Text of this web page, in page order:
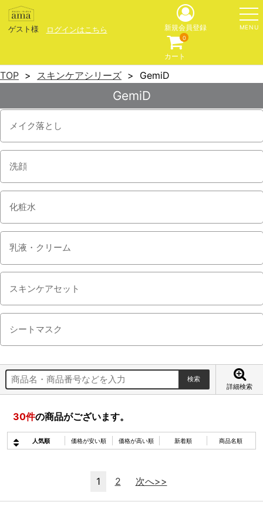
ゲスト様 ログインはこちら MENU
新規会員登録
カート
0
TOP スキンケアシリーズ GemiD
GemiD
メイク落とし
洗顔
化粧水
乳液・クリーム
スキンケアセット
シートマスク
詳細検索
30件の商品がございます。
人気順 価格が安い順 価格が高い順 新着順 商品名順
1 2 次へ>>